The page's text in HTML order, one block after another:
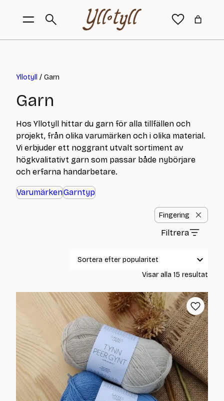
Yllotyll / Garn
Garn
Hos Yllotyll hittar du garn för alla tillfällen och
projekt, från olika varumärken och i olika material.
Vi erbjuder ett noggrant utvalt sortiment av
högkvalitativt garn som passar både nybörjare
och erfarna handarbetare.
VarumärkenGarntyp
Fingering
Filtrera
Visar alla 15 resultat